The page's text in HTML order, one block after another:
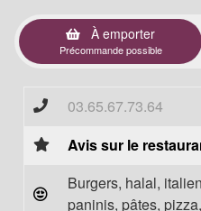
À emporter
Précommande possible
03.65.67.73.64
Avis sur le
Burgers, halal,
paninis, pâtes,